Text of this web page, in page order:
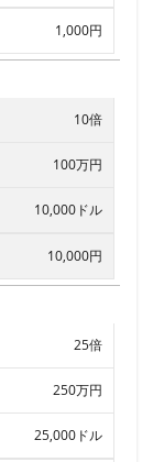
1,000円
10倍
100万円
10,000ドル
10,000円
25倍
250万円
25,000ドル